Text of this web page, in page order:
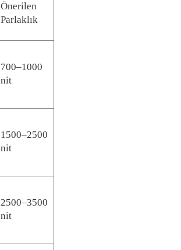
Önerilen
Parlaklık
700–1000
nit
1500–2500
nit
2500–3500
nit